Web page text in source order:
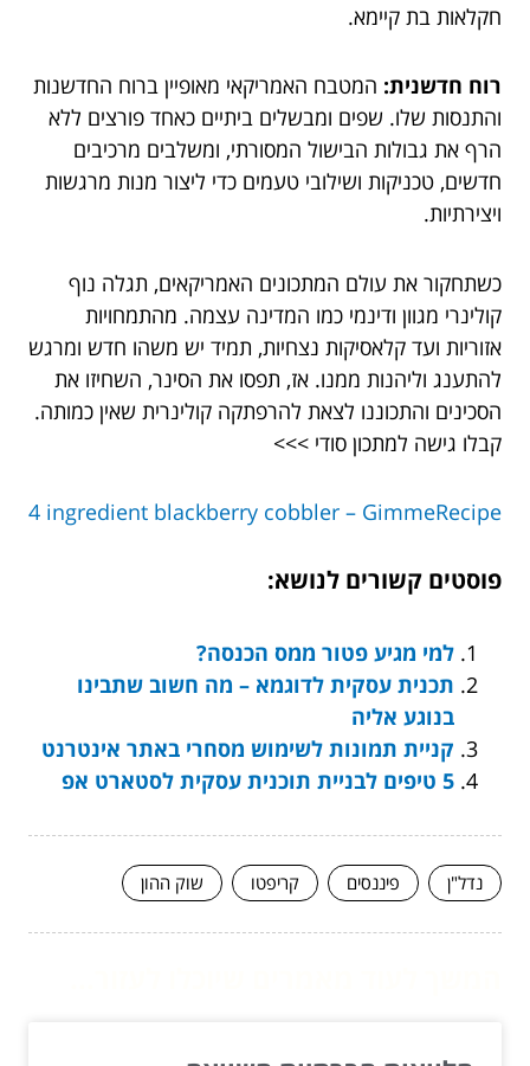
חקלאות בת קיימא.
רוח חדשנית: המטבח האמריקאי מאופיין ברוח החדשנות
והתנסות שלו. שפים ומבשלים ביתיים כאחד פורצים ללא
הרף את גבולות הבישול המסורתי, ומשלבים מרכיבים
חדשים, טכניקות ושילובי טעמים כדי ליצור מנות מרגשות
ויצירתיות.
כשתחקור את עולם המתכונים האמריקאים, תגלה נוף
קולינרי מגוון ודינמי כמו המדינה עצמה. מהתמחויות
אזוריות ועד קלאסיקות נצחיות, תמיד יש משהו חדש ומרגש
להתענג וליהנות ממנו. אז, תפסו את הסינר, השחיזו את
הסכינים והתכוננו לצאת להרפתקה קולינרית שאין כמותה.
קבלו גישה למתכון סודי >>>
4 ingredient blackberry cobbler – GimmeRecipe
פוסטים קשורים לנושא:
למי מגיע פטור ממס הכנסה?
תכנית עסקית לדוגמא – מה חשוב שתבינו
בנוגע אליה
קניית תמונות לשימוש מסחרי באתר אינטרנט
5 טיפים לבניית תוכנית עסקית לסטארט אפ
נדל"ן פיננסים קריפטו שוק ההון